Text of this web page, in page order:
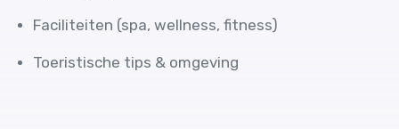
Faciliteiten (spa, wellness, fitness)
Toeristische tips & omgeving